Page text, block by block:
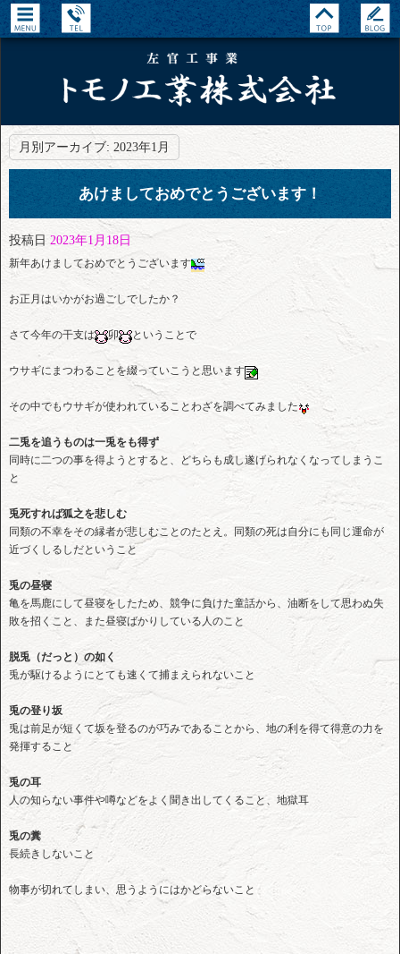
月別アーカイブ: 2023年1月
あけましておめでとうございます！
投稿日 2023年1月18日
新年あけましておめでとうございます
お正月はいかがお過ごしでしたか？
さて今年の干支は 卯 ということで
ウサギにまつわることを綴っていこうと思います
その中でもウサギが使われていることわざを調べてみました
二兎を追うものは一兎をも得ず
同時に二つの事を得ようとすると、どちらも成し遂げられなくなってしまうこ
と
兎死すれば狐之を悲しむ
同類の不幸をその縁者が悲しむことのたとえ。同類の死は自分にも同じ運命が
近づくしるしだということ
兎の昼寝
亀を馬鹿にして昼寝をしたため、競争に負けた童話から、油断をして思わぬ失
敗を招くこと、また昼寝ばかりしている人のこと
脱兎（だっと）の如く
兎が駆けるようにとても速くて捕まえられないこと
兎の登り坂
兎は前足が短くて坂を登るのが巧みであることから、地の利を得て得意の力を
発揮すること
兎の耳
人の知らない事件や噂などをよく聞き出してくること、地獄耳
兎の糞
長続きしないこと
物事が切れてしまい、思うようにはかどらないこと